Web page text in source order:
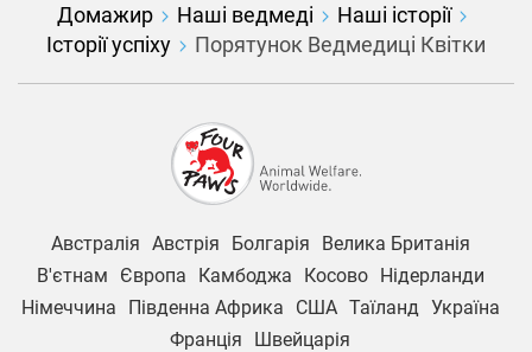
Домажир Наші ведмеді
Наші історії
Історії успіху
Порятунок Ведмедиці Квітки
Австралія Австрія Болгарія
Велика Британія
В'єтнам
Європа Камбоджа Косово
Нідерланди
Німеччина
Південна Африка США Таїланд Україна
Франція
Швейцарія